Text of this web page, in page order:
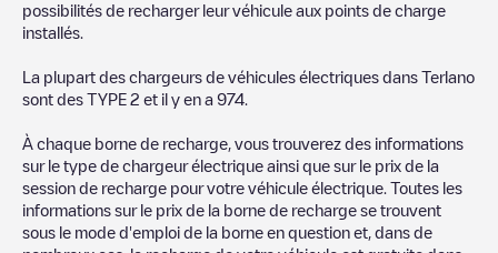
possibilités de recharger leur véhicule aux points de charge
installés.
La plupart des chargeurs de véhicules électriques dans Terlano
sont des TYPE 2 et il y en a 974
À chaque borne de recharge, vous trouverez des informations
sur le type de chargeur électrique ainsi que sur le prix de la
session de recharge pour votre véhicule électrique. Toutes les
informations sur le prix de la borne de recharge se trouvent
sous le mode d'emploi de la borne en question et, dans de